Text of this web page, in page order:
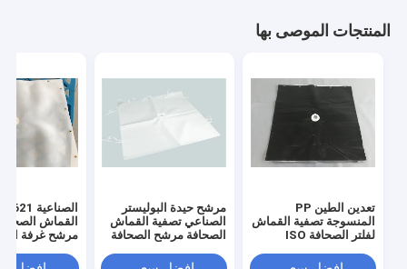
المنتجات الموصى بها
تعدين الطين PP
المنسوجة تصفية القماش
لفلتر الصحافة ISO
مرشح حيدة البوليستر
الصناعي تصفية القماش
الصحافة مرشح الصحافة
القماش
مرشح غرفة